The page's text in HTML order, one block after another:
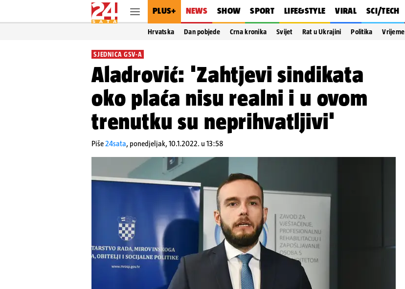
PLUS+ NEWS SHOW SPORT LIFE&STYLE VIRAL SCI/TECH
Hrvatska Dan pobjede Crna kronika Svijet Rat u Ukrajini Politika Vrijeme
SJEDNICA GSV-A
Aladrović: 'Zahtjevi sindikata
oko plaća nisu realni i u ovom
trenutku su neprihvatljivi'
Piše24sata, ponedjeljak, 10.1.2022. u 13:58